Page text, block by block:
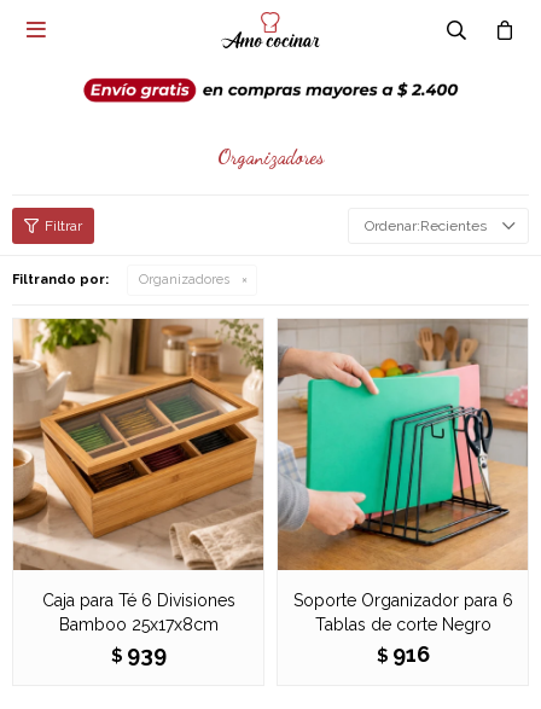

Organizadores
Recientes
Filtrando por: Organizadores
Caja para Té 6 Divisiones
Bamboo 25x17x8cm
$ 939
Soporte Organizador para 6
Tablas de corte Negro
$ 916